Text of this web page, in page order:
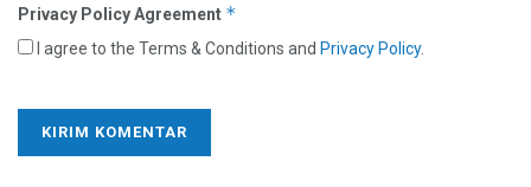
Privacy Policy Agreement *
I agree to the Terms & Conditions and Privacy Policy.